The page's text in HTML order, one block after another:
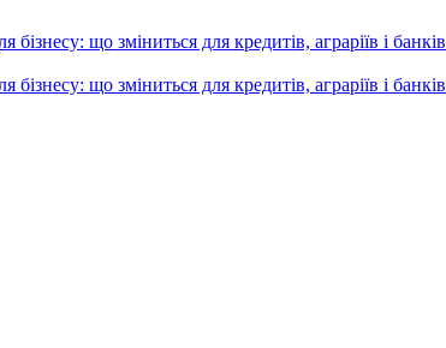
що зміниться для кредитів, аграріїв і банків
що зміниться для кредитів, аграріїв і банків